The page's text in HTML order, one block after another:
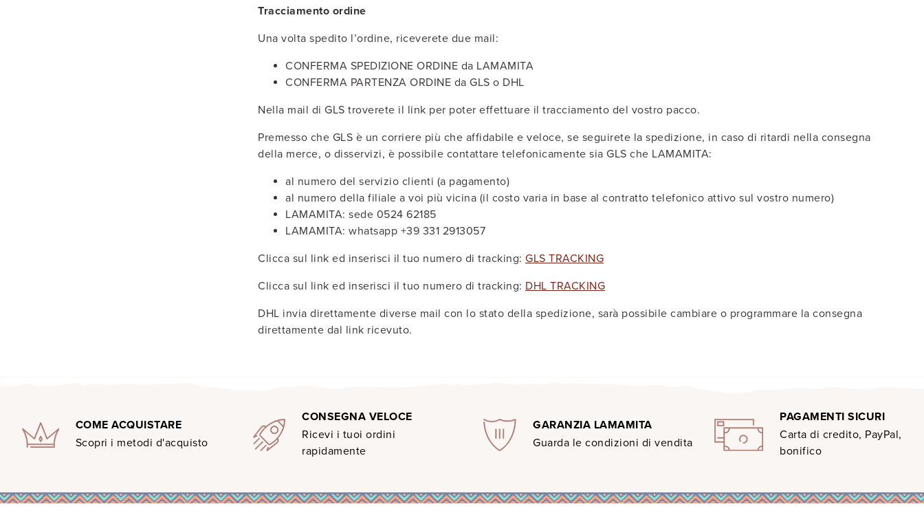
Tracciamento ordine
Una volta spedito l’ordine, riceverete due mail:
CONFERMA SPEDIZIONE ORDINE da LAMAMITA
CONFERMA PARTENZA ORDINE da GLS o DHL
Nella mail di GLS troverete il link per poter effettuare il tracciamento del vostro pacco.
Premesso che GLS è un corriere più che affidabile e veloce, se seguirete la spedizione, in caso di ritardi nella consegna
della merce, o disservizi, è possibile contattare telefonicamente sia GLS che LAMAMITA:
al numero del servizio clienti (a pagamento)
al numero della filiale a voi più vicina (il costo varia in base al contratto telefonico attivo sul vostro numero)
LAMAMITA: sede 0524 62185
LAMAMITA: whatsapp +39 331 2913057
Clicca sul link ed inserisci il tuo numero di tracking: GLS TRACKING
Clicca sul link ed inserisci il tuo numero di tracking: DHL TRACKING
DHL invia direttamente diverse mail con lo stato della spedizione, sarà possibile cambiare o programmare la consegna
direttamente dal link ricevuto.
COME ACQUISTARE
Scopri i metodi d'acquisto
CONSEGNA VELOCE
Ricevi i tuoi ordini
rapidamente
GARANZIA LAMAMITA
Guarda le condizioni di vendita
PAGAMENTI SICURI
Carta di credito, PayPal,
bonifico